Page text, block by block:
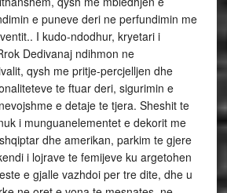
e puneve deri ne perfundimin me
I kudo-ndodhur, kryetari i
Dedivanaj ndihmon ne
qysh me pritje-percjelljen dhe
te ftuar deri, sigurimin e
e detaje te tjera. Sheshit te
i munguanelementet e dekorit me
dhe amerikan, parkim te gjere
i lojrave te femijeve ku argetohen
e gjalle vazhdoi per tre dite, dhe u